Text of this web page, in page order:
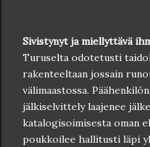
Sivistynyt ja miellyttävä
Turuselta odotetusti
rakenteeltaan jossain
välimaastossa.
jälkiselvittely laajenee
katalogisoimisesta oman
poukkoilee hallitusti läpi